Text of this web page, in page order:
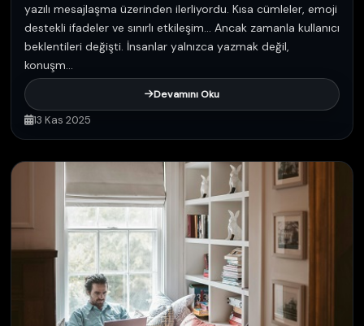
yazılı mesajlaşma üzerinden ilerliyordu. Kısa cümleler, emoji
destekli ifadeler ve sınırlı etkileşim… Ancak zamanla kullanıcı
beklentileri değişti. İnsanlar yalnızca yazmak değil,
konuşm...
Devamını Oku
13 Kas 2025